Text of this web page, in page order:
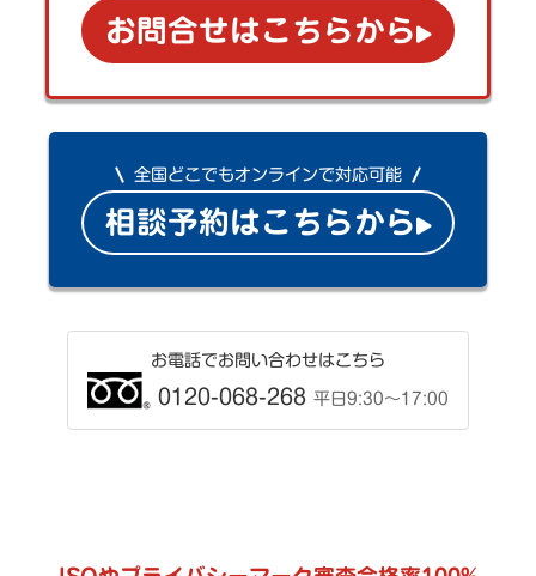
お問合せはこちらから
全国どこでもオンラインで対応可能
相談予約はこちらから
お電話でお問い合わせはこちら
0120-068-268 平日9:30〜17:00